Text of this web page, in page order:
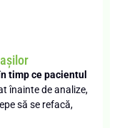
timp ce pacientul
înainte de analize,
să se refacă,